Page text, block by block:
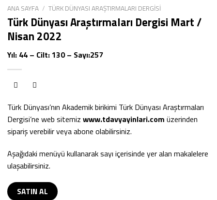
ANA SAYFA / TÜRK DÜNYASI ARAŞTIRMALARI DERGISI
Türk Dünyası Araştırmaları Dergisi Mart /
Nisan 2022
Yıl: 44 – Cilt: 130 – Sayı:257
Türk Dünyası’nın Akademik birikimi Türk Dünyası Araştırmaları
Dergisi’ne web sitemiz www.tdavyayinlari.com üzerinden
sipariş verebilir veya abone olabilirsiniz.
Aşağıdaki menüyü kullanarak sayı içerisinde yer alan makalelere
ulaşabilirsiniz.
SATIN AL